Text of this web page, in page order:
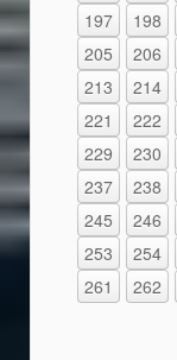
197
198
205
206
213
214
221
222
229
230
237
238
245
246
253
254
261
262